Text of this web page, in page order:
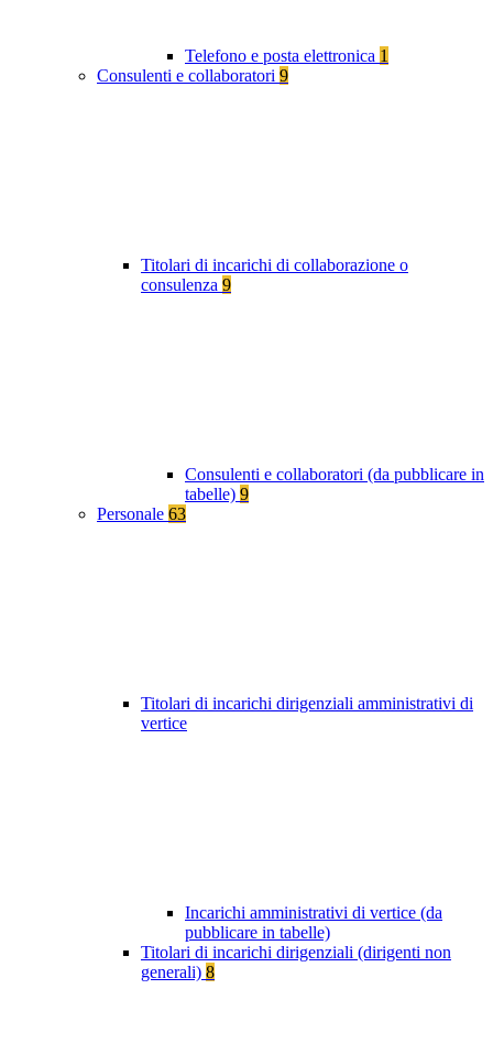
Telefono e posta elettronica 1
Consulenti e collaboratori 9
Titolari di incarichi di collaborazione o
consulenza 9
Consulenti e collaboratori (da pubblicare in
tabelle) 9
Personale 63
Titolari di incarichi dirigenziali amministrativi di
vertice
Incarichi amministrativi di vertice (da
pubblicare in tabelle)
Titolari di incarichi dirigenziali (dirigenti non
generali) 8